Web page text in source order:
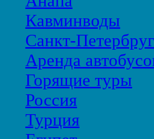
Кавминводы
Санкт-Петербруг
Аренда
Горящие туры
Россия
Турция